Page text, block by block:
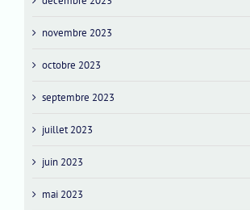
novembre 2023
octobre 2023
septembre 2023
juillet 2023
juin 2023
mai 2023